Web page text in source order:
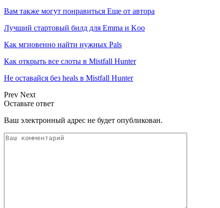
Вам также могут понравиться Еще от автора
Лучший стартовый билд для Emma и Koo
Как мгновенно найти нужных Pals
Как открыть все слоты в Mistfall Hunter
Не оставайся без heals в Mistfall Hunter
Prev Next
Оставьте ответ
Ваш электронный адрес не будет опубликован.